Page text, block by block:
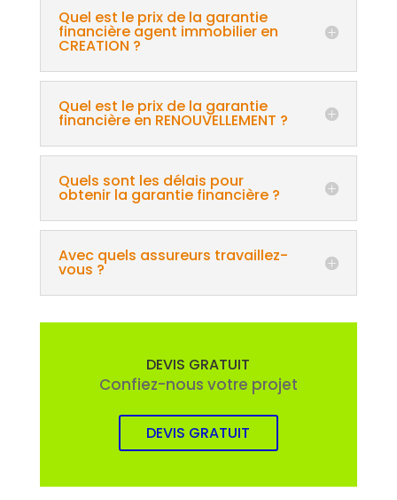
Quel est le prix de la garantie
financière agent immobilier en
CREATION ?
Quel est le prix de la garantie
financière en RENOUVELLEMENT ?
Quels sont les délais pour
obtenir la garantie financière ?
Avec quels assureurs travaillez-
vous ?
DEVIS GRATUIT
Confiez-nous votre projet
DEVIS GRATUIT